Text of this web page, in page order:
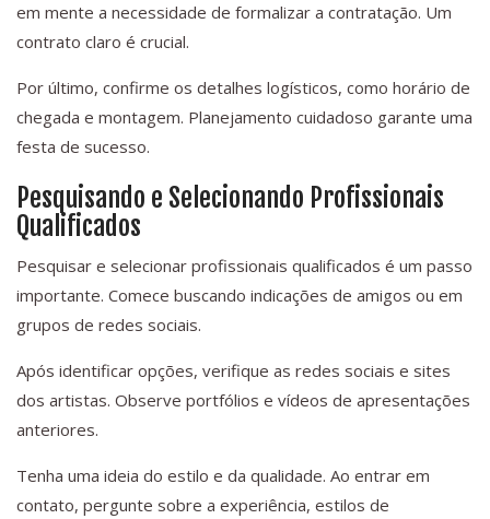
em mente a necessidade de formalizar a contratação. Um
contrato claro é crucial.
Por último, confirme os detalhes logísticos, como horário de
chegada e montagem. Planejamento cuidadoso garante uma
festa de sucesso.
Pesquisando e Selecionando Profissionais
Qualificados
Pesquisar e selecionar profissionais qualificados é um passo
importante. Comece buscando indicações de amigos ou em
grupos de redes sociais.
Após identificar opções, verifique as redes sociais e sites
dos artistas. Observe portfólios e vídeos de apresentações
anteriores.
Tenha uma ideia do estilo e da qualidade. Ao entrar em
contato, pergunte sobre a experiência, estilos de